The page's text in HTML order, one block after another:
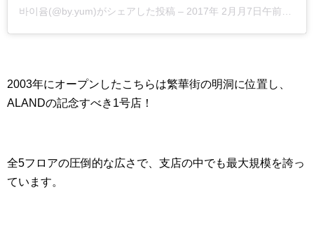
바이윰(@by.yum)がシェアした投稿 – 2017年 2月月7日午前6時30分PST
2003年にオープンしたこちらは繁華街の明洞に位置し、
ALANDの記念すべき1号店！
全5フロアの圧倒的な広さで、支店の中でも最大規模を誇っ
ています。